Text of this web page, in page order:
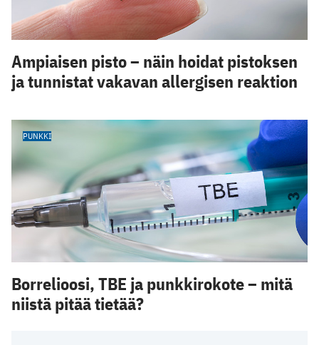
Ampiaisen pisto – näin hoidat pistoksen
ja tunnistat vakavan allergisen reaktion
PUNKKI
Borrelioosi, TBE ja punkkirokote – mitä
niistä pitää tietää?